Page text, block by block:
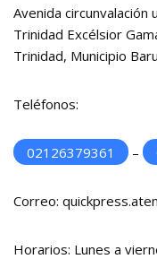
Avenida circunvalación
Trinidad Excélsior
Trinidad, Municipio
Teléfonos:
02126379361 –
Correo:
Horarios: Lunes a